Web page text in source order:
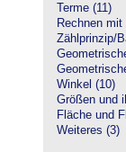
Terme (11)
Rechnen
Zählprinzip/
Winkel (10)
Größen und
Fläche und
Weiteres (3)